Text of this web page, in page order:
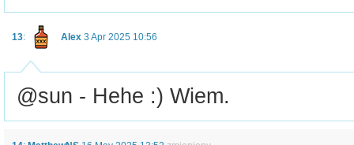
13: Alex 3 Apr 2025 10:56
@sun - Hehe :) Wiem.